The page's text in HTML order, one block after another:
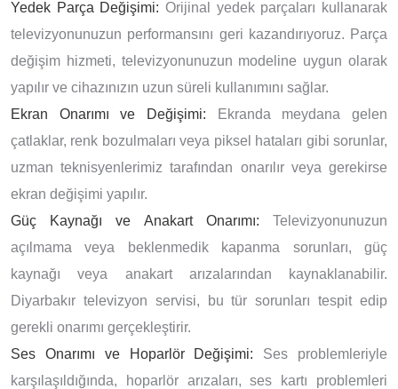
Yedek Parça Değişimi: Orijinal yedek parçaları kullanarak
televizyonunuzun performansını geri kazandırıyoruz. Parça
değişim hizmeti, televizyonunuzun modeline uygun olarak
yapılır ve cihazınızın uzun süreli kullanımını sağlar.
Ekran Onarımı ve Değişimi: Ekranda meydana gelen
çatlaklar, renk bozulmaları veya piksel hataları gibi sorunlar,
uzman teknisyenlerimiz tarafından onarılır veya gerekirse
ekran değişimi yapılır.
Güç Kaynağı ve Anakart Onarımı: Televizyonunuzun
açılmama veya beklenmedik kapanma sorunları, güç
kaynağı veya anakart arızalarından kaynaklanabilir.
Diyarbakır televizyon servisi, bu tür sorunları tespit edip
gerekli onarımı gerçekleştirir.
Ses Onarımı ve Hoparlör Değişimi: Ses problemleriyle
karşılaşıldığında, hoparlör arızaları, ses kartı problemleri